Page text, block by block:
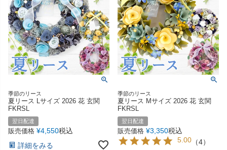
季節のリース
夏リース Lサイズ 2026 花 玄関
FKRSL
翌日配達
販売価格 ¥4,550税込
詳細をみる
季節のリース
夏リース Mサイズ 2026 花 玄関
FKRSL
翌日配達
販売価格 ¥3,350税込
5.00 （4）